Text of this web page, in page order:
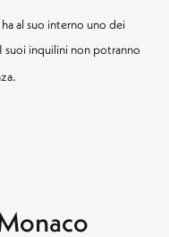
al suo interno uno dei
inquilini non potranno